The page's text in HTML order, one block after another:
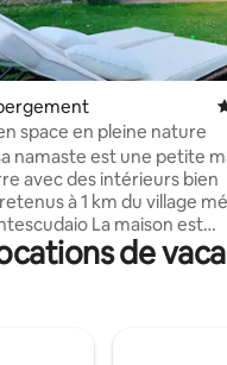
5
sur la base de 114
space en pleine nature
namaste est une petite
avec des intérieurs bien
à 1 km du village
La maison est
entourée de bois
centenaires à 150
pour se rafraîchir et une
de